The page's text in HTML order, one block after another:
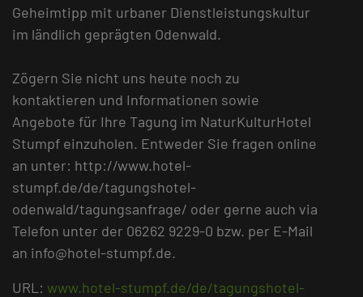
Geheimtipp mit urbaner Dienstleistungskultur
im ländlich geprägten Odenwald.
Zögern Sie nicht uns heute noch zu
kontaktieren und Informationen sowie
Angebote für Ihre Tagung im NaturKulturHotel
Stumpf einzuholen. Entweder Sie fragen online
an unter: http://www.hotel-
stumpf.de/de/tagungshotel-
odenwald/tagungsanfrage/ oder gerne auch via
Telefon unter der 06262 9229-0 bzw. per E-Mail
an info@hotel-stumpf.de.
URL: www.hotel-stumpf.de/de/tagungshotel-